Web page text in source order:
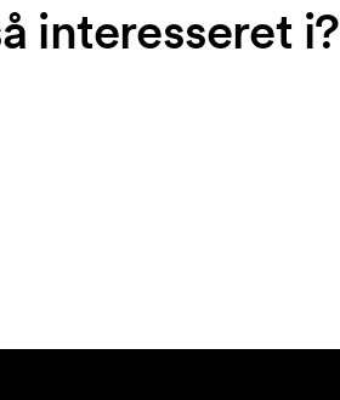
interesseret i?